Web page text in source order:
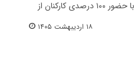
استانداری خوزستان اعلام کرد: فعالیت ادارات استان از روز شنبه ۱۹ اردیبهشت با حضور ۱۰۰ درصدی کارکنان از
۱۸ اردیبهشت ۱۴۰۵